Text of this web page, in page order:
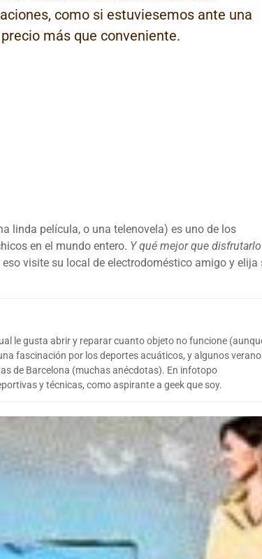
como si estuviesemos ante una
más que conveniente.
linda película, o una telenovela) es uno de los
en el mundo entero. Y qué mejor que disfrutarlo
eso visite su local de electrodoméstico amigo y elija
le gusta abrir y reparar cuanto objeto no funcione
fascinación por los deportes acuáticos, y algunos
de Barcelona (muchas anécdotas). En infotopo
y técnicas, como aspirante a geek que soy.